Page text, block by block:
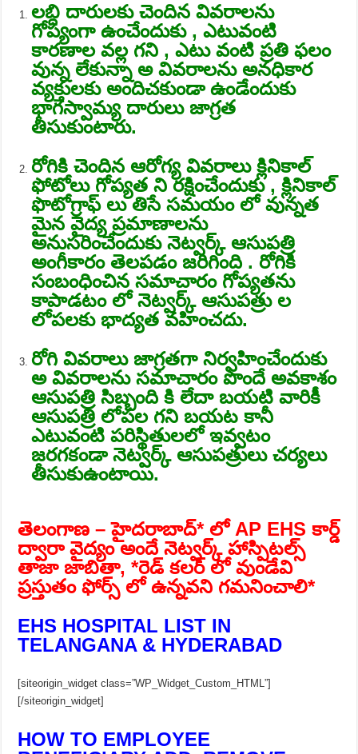
లబ్ది దారులకు చెందిన వివరాలను
గోప్యంగా ఉంచేందుకు , ఎటువంటి
కారణాల వల్ల గని , ఎటు వంటి ప్రతి ఫలం
వున్న లేకున్నా అ వివరాలను అనధికార
వ్యక్తులకు అందిచకుండా ఉండేందుకు
భాగస్వామ్య దారులు జాగ్రత
తీసుకుంటారు.
రోగికి చెందిన ఆరోగ్య వివరాలు క్లినికాల్
ఫోటోలు గోప్యత ని రక్షించేందుకు , క్లినికాల్
ఫొటోగ్రాఫ్ లు తిసే సమయం లో వున్నత
మైన వైద్య ప్రమాణాలను
అనుసరించేందుకు నెట్వర్క్ ఆసుపత్రి
అంగీకారం తెలపడం జరిగింది . రోగికి
సంబంధించిన సమాచారం గోప్యతను
కాపాడటం లో నెట్వర్క్ ఆసుపత్రు ల
లోపలకు భాద్యత వహించదు.
రోగి వివరాలు జాగ్రతగా నిర్వహించేందుకు
అ వివరాలను సమాచారం పొందే అవకాశం
ఆసుపత్రి సిబ్బంది కి లేదా బయటి వారికీ
ఆసుపత్రి లోపల గని బయట కానీ
ఎటువంటి పరిస్థితులలో ఇవ్వటం
జరగకండా నెట్వర్క్ ఆసుపత్రులు చర్యలు
తీసుకుఉంటాయి.
తెలంగాణ – హైదరాబాద్* లో AP EHS కార్డ్
ద్వారా వైద్యం అందే నెట్వర్క్ హాస్పిటల్స్
తాజా జాబితా, *రెడ్ కలర్ లో వుండేవి
ప్రస్తుతం ఫోర్స్ లో ఉన్నవని గమనించాలి*
EHS HOSPITAL LIST IN
TELANGANA & HYDERABAD
[siteorigin_widget class=”WP_Widget_Custom_HTML”]
[/siteorigin_widget]
HOW TO EMPLOYEE